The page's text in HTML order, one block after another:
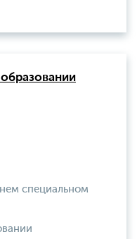
специальном